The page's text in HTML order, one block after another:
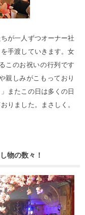
が一人ずつオーナー社
手渡していきます。女
このお祝いの行列です
親しみがこもっており
またこの日は多くの日
りました。まさしく。
物の数々！